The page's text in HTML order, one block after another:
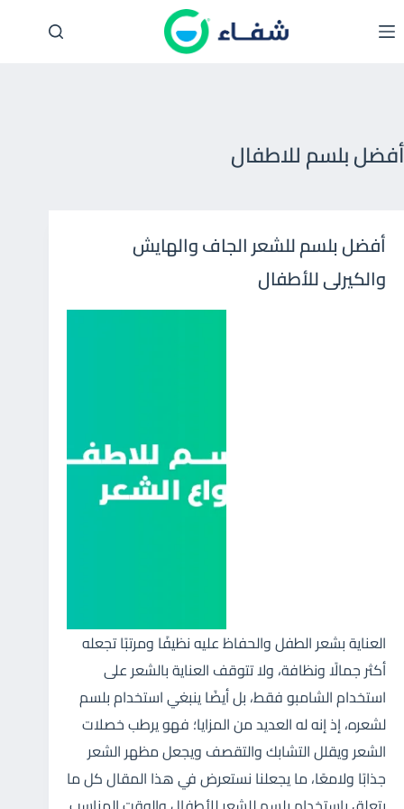
إلى
أفضل بلسم للاطفال
أفضل بلسم للشعر الجاف والهايش
والكيرلى للأطفال
العناية بشعر الطفل والحفاظ عليه نظيفًا ومرتبًا تجعله
أكثر جمالًا ونظافة، ولا تتوقف العناية بالشعر على
استخدام الشامبو فقط، بل أيضًا ينبغي استخدام بلسم
لشعره، إذ إنه له العديد من المزايا؛ فهو يرطب خصلات
الشعر ويقلل التشابك والتقصف ويجعل مظهر الشعر
جذابًا ولامعًا، ما يجعلنا نستعرض في هذا المقال كل ما